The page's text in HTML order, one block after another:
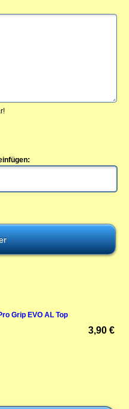
Grip EVO AL Top
3,90 €